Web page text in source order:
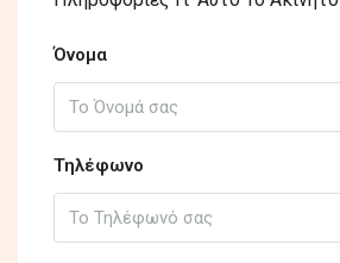
Όνομα
Τηλέφωνο